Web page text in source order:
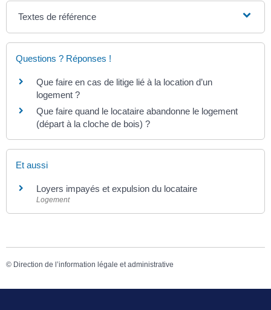
Textes de référence
Questions ? Réponses !
Que faire en cas de litige lié à la location d’un
logement ?
Que faire quand le locataire abandonne le logement
(départ à la cloche de bois) ?
Et aussi
Loyers impayés et expulsion du locataire
Logement
© Direction de l’information légale et administrative